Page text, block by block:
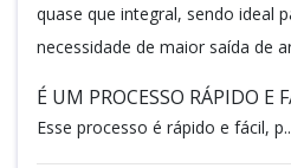
quase que integral, sendo ideal
necessidade de maior saída de
É UM PROCESSO RÁPIDO E
Esse processo é rápido e fácil,